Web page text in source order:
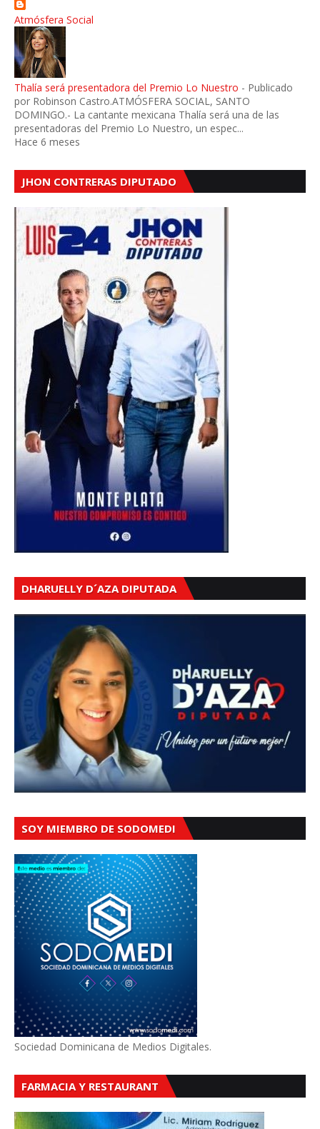
Atmósfera Social
Thalía será presentadora del Premio Lo Nuestro - Publicado
por Robinson Castro.ATMÓSFERA SOCIAL, SANTO
DOMINGO.- La cantante mexicana Thalía será una de las
presentadoras del Premio Lo Nuestro, un espec...
Hace 6 meses
JHON CONTRERAS DIPUTADO
DHARUELLY D´AZA DIPUTADA
SOY MIEMBRO DE SODOMEDI
Sociedad Dominicana de Medios Digitales.
FARMACIA Y RESTAURANT